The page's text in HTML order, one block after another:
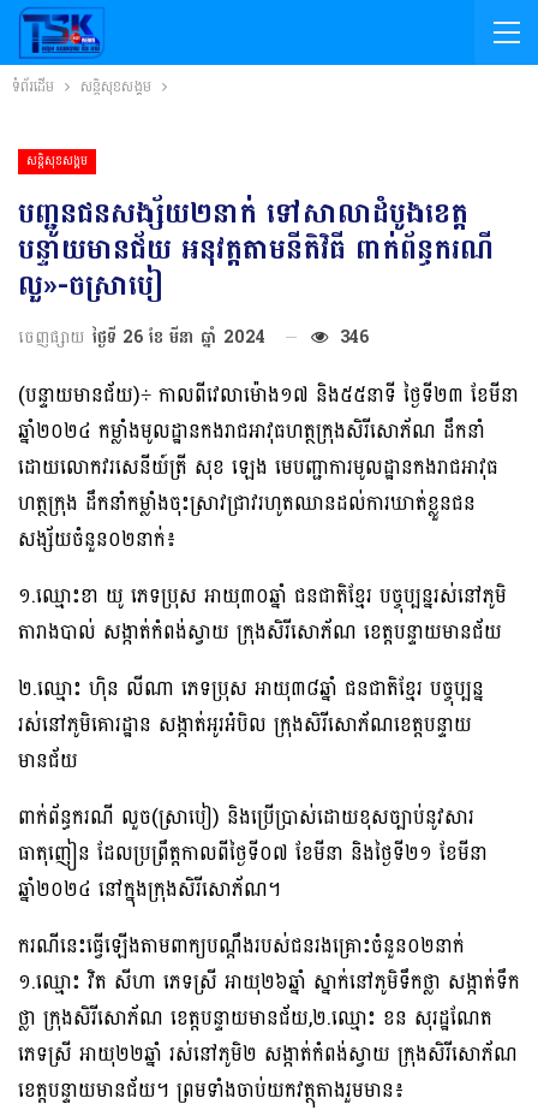
ទំព័រដើម សន្តិសុខសង្គម
សន្តិសុខសង្គម
បញ្ជូនជនសង្ស័យ២នាក់ ទៅសាលាដំបូងខេត្ត
បន្ទាយមានជ័យ​ អនុវត្តតាមនីតិវិធី​ ពាក់ព័ន្ធករណី​
លួ»-ចស្រាបៀ
ចេញផ្សាយ ថ្ងៃទី 26 ខែ មីនា ឆ្នាំ 2024 346
(បន្ទាយមានជ័យ​)​÷ កាលពីវេលាម៉ោង១៧ និង៥៥នាទី ថ្ងៃទី២៣ ខែមីនា
ឆ្នាំ២០២៤​ កម្លាំងមូលដ្ឋានកងរាជអាវុធហត្ថក្រុងសិរីសោភ័ណ ដឹកនាំ
ដោយលោកវរសេនីយ៍ត្រី​ សុខ​ ឡេង មេបញ្ជាការមូលដ្ឋានកងរាជអាវុធ
ហត្ថក្រុង​ ដឹកនាំកម្លាំងចុះស្រាវជ្រាវរហូតឈានដល់ការឃាត់ខ្លួនជន
សង្ស័យ​ចំនួន០២នាក់៖
១.ឈ្មោះខា យូ ភេទប្រុស អាយុ៣០ឆ្នាំ ជនជាតិខ្មែរ បច្ចុប្បន្នរស់នៅភូមិ
តារាងបាល់ សង្កាត់កំពង់ស្វាយ ក្រុងសិរីសោភ័ណ ខេត្តបន្ទាយមានជ័យ
២.ឈ្មោះ​ ហ៉ិន លីណា ភេទប្រុស អាយុ៣៨​ឆ្នាំ​ ជនជាតិខ្មែរ បច្ចុប្បន្ន
រស់នៅភូមិគោរដ្ឋាន សង្កាត់អូរអំបិល ក្រុងសិរីសោភ័ណ​ខេត្តបន្ទាយ
មានជ័យ
ពាក់ព័ន្ធករណី​ លួច(ស្រាបៀ) និងប្រើប្រាស់ដោយខុសច្បាប់នូវសារ
ធាតុញៀន ដែលប្រព្រឹត្តកាលពីថ្ងៃទី០៧ ខែមីនា និងថ្ងៃទី២១​ ខែមីនា​
ឆ្នាំ២០២៤ នៅក្នុងក្រុងសិរីសោភ័​ណ។
ករណីនេះធ្វើឡើងតាមពាក្យបណ្តឹងរបស់ជនរងគ្រោះចំនួន០២នាក់​
១.ឈ្មោះ​ វិត សីហា ភេទស្រី អាយុ២៦ឆ្នាំ ស្នាក់នៅភូមិទឹកថ្លា សង្កាត់ទឹក
ថ្លា ក្រុងសិរីសោភ័ណ ខេត្តបន្ទាយមានជ័យ,​២.ឈ្មោះ​ ខន សុរដ្ឋណែត
ភេទស្រី អាយុ២២ឆ្នាំ រស់នៅភូមិ២ សង្កាត់កំពង់ស្វាយ ក្រុងសិរីសោភ័ណ
ខេត្តបន្ទាយមានជ័យ។ ព្រមទាំងចាប់យកវត្ថុតាងរួមមាន​៖